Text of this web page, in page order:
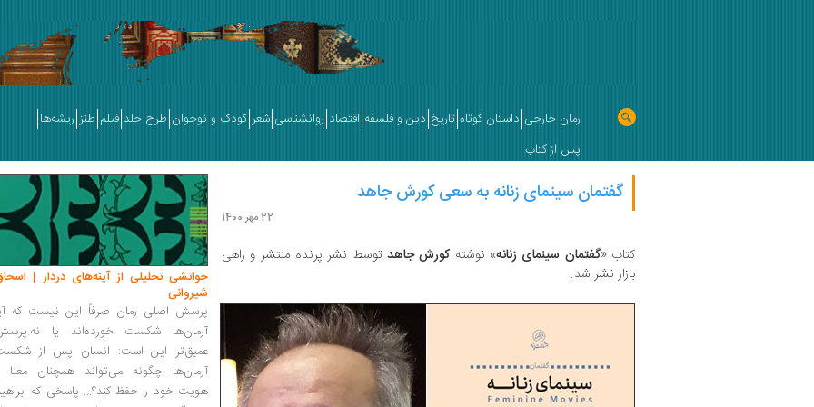
رمان خارجی داستان کوتاه تاریخ دین و فلسفه اقتصاد روانشناسی شعر کودک و نوجوان طرح جلد فیلم طنز ریشه‌ها
پس از کتاب
گفتمان سینمای زنانه به سعی کورش جاهد
22 مهر 1400
کتاب «گفتمان سینمای زنانه» نوشته کورش جاهد توسط نشر پرنده منتشر و راهی
بازار نشر شد.
خوانشی تحلیلی از آینه‌های دردار |
شیروانی
پرسش اصلی رمان صرفاً این نیست که
آرمان‌ها شکست خورده‌اند یا
عمیق‌تر این است: انسان پس از
آرمان‌ها چگونه می‌تواند همچنان معنا
هویت خود را حفظ کند؟... پاسخی که